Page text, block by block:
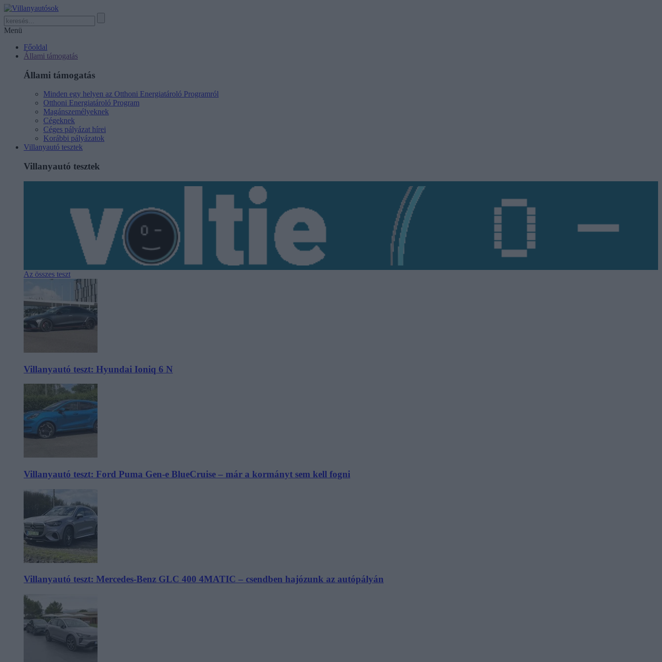
Menü
Főoldal
Állami támogatás
Állami támogatás
Minden egy helyen az Otthoni Energiatároló Programról
Otthoni Energiatároló Program
Magánszemélyeknek
Cégeknek
Céges pályázat hírei
Korábbi pályázatok
Villanyautó tesztek
Villanyautó tesztek
Az összes teszt
Villanyautó teszt: Hyundai Ioniq 6 N
Villanyautó teszt: Ford Puma Gen-e BlueCruise – már a kormányt sem kell fogni
Villanyautó teszt: Mercedes-Benz GLC 400 4MATIC – csendben hajózunk az autópályán